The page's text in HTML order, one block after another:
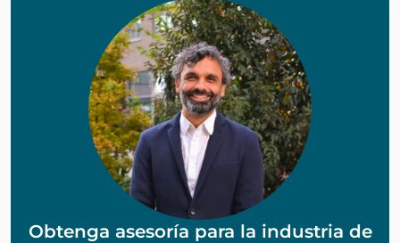
Obtenga asesoría para la industria de